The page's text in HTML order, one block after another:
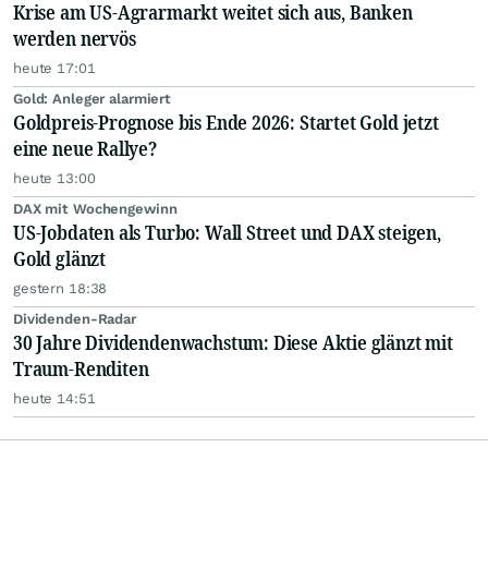
Krise am US-Agrarmarkt weitet sich aus, Banken
werden nervös
heute 17:01
Gold: Anleger alarmiert
Goldpreis-Prognose bis Ende 2026: Startet Gold jetzt
eine neue Rallye?
heute 13:00
DAX mit Wochengewinn
US-Jobdaten als Turbo: Wall Street und DAX steigen,
Gold glänzt
gestern 18:38
Dividenden-Radar
30 Jahre Dividendenwachstum: Diese Aktie glänzt mit
Traum-Renditen
heute 14:51